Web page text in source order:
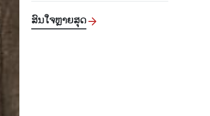
ສົນ​ໃຈ​ຫຼາຍ​ສຸດ